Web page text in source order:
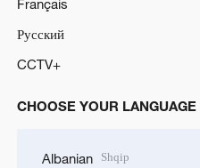
Français
Русский
CCTV+
CHOOSE YOUR LANGUAGE
Albanian Shqip